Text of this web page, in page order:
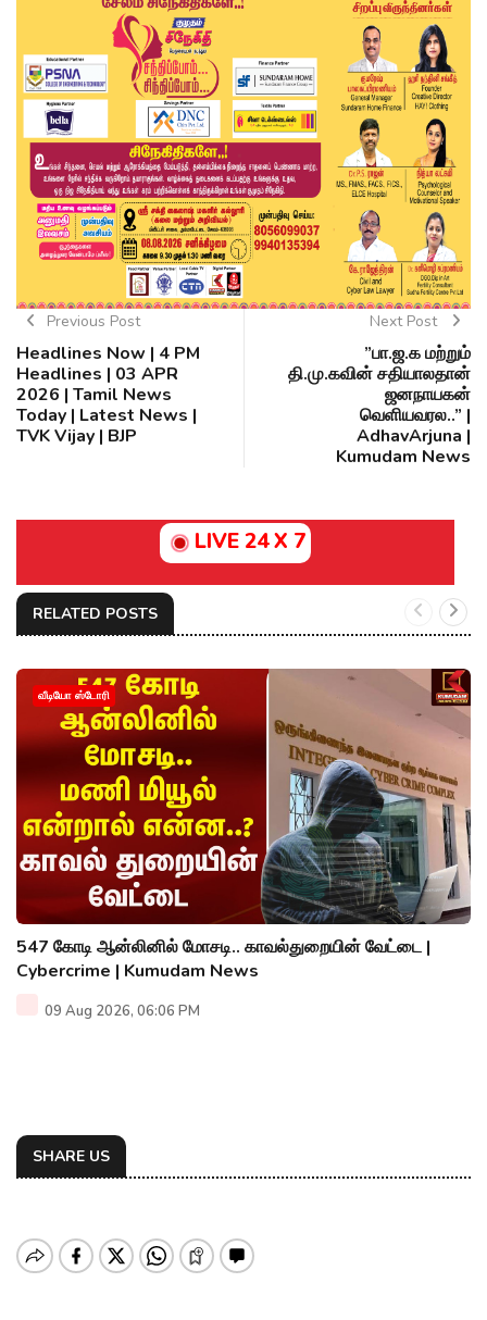
Previous Post
Headlines Now | 4 PM
Headlines | 03 APR
2026 | Tamil News
Today | Latest News |
TVK Vijay | BJP
Next Post
”பா.ஜ.க மற்றும்
தி.மு.கவின் சதியாலதான்
ஜனநாயகன்
வெளியவரல..” |
AdhavArjuna |
Kumudam News
LIVE 24 X 7
RELATED POSTS
வீடியோ ஸ்டோரி
547 கோடி ஆன்லினில் மோசடி.. காவல்துறையின் வேட்டை |
Cybercrime | Kumudam News
09 Aug 2026, 06:06 PM
SHARE US